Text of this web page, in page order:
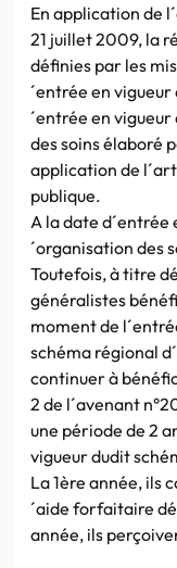
En application de
21 juillet 2009, la
définies par les
´entrée en
´entrée en
des soins élaboré
application de
publique.
A la date d´entrée
´organisation des
Toutefois, à titre
généralistes
moment de
schéma régional
continuer à
2 de l´avenant
une période de 2
vigueur dudit
La 1ère année, ils
´aide forfaitaire
année, ils